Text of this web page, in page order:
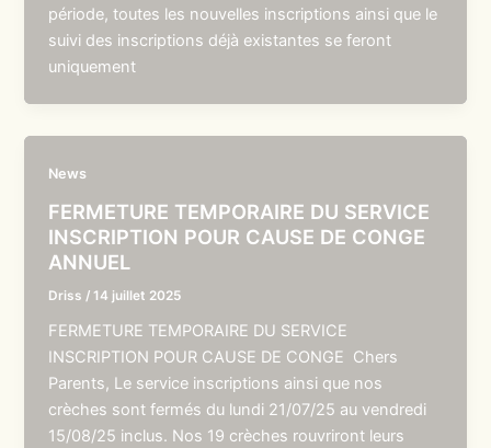
période, toutes les nouvelles inscriptions ainsi que le
suivi des inscriptions déjà existantes se feront
uniquement
News
FERMETURE TEMPORAIRE DU SERVICE
INSCRIPTION POUR CAUSE DE CONGE
ANNUEL
Driss /14 juillet 2025
FERMETURE TEMPORAIRE DU SERVICE
INSCRIPTION POUR CAUSE DE CONGE Chers
Parents, Le service inscriptions ainsi que nos
crèches sont fermés du lundi 21/07/25 au vendredi
15/08/25 inclus. Nos 19 crèches rouvriront leurs